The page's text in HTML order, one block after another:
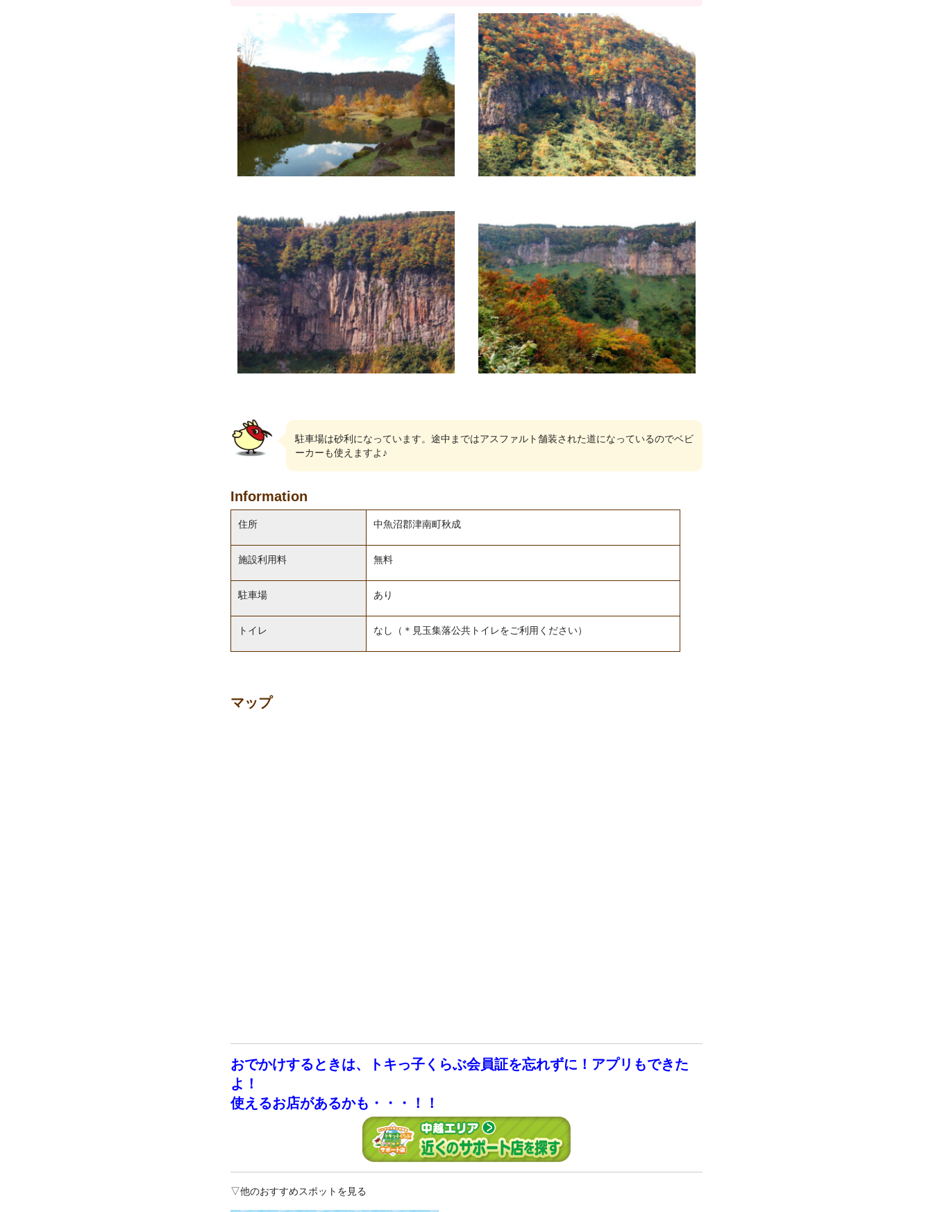
駐車場は砂利になっています。途中まではアスファルト舗装された道になっているのでベビ
ーカーも使えますよ♪
Information
住所 中魚沼郡津南町秋成
施設利用料 無料
駐車場 あり
トイレ なし（＊見玉集落公共トイレをご利用ください）
マップ
おでかけするときは、トキっ子くらぶ会員証を忘れずに！アプリもできた
よ！
使えるお店があるかも・・・！！
▽他のおすすめスポットを見る